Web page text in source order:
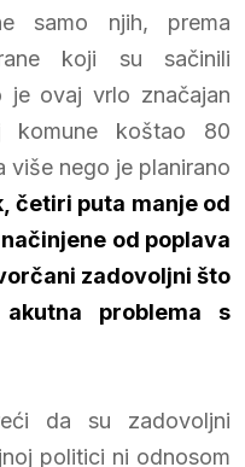
samo njih, prema
koji su sačinili
je ovaj vrlo značajan
komune koštao 80
više nego je planirano
četiri puta manje od
od poplava
zadovoljni što
problema s
da su zadovoljni
politici ni odnosom